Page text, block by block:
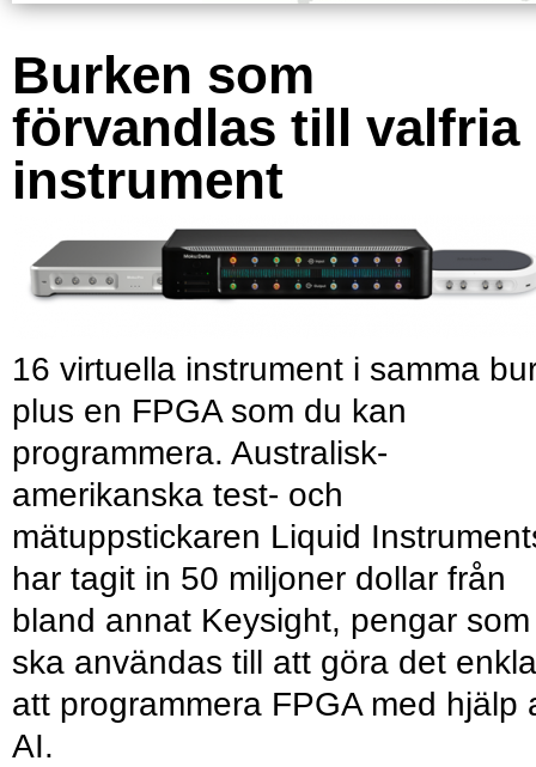
Burken som
förvandlas till valfria
instrument
16 virtuella instrument i samma
plus en FPGA som du kan
programmera. Australisk-
amerikanska test- och
mätuppstickaren Liquid
har tagit in 50 miljoner dollar från
bland annat Keysight, pengar som
ska användas till att göra det
att programmera FPGA med hjälp
AI.